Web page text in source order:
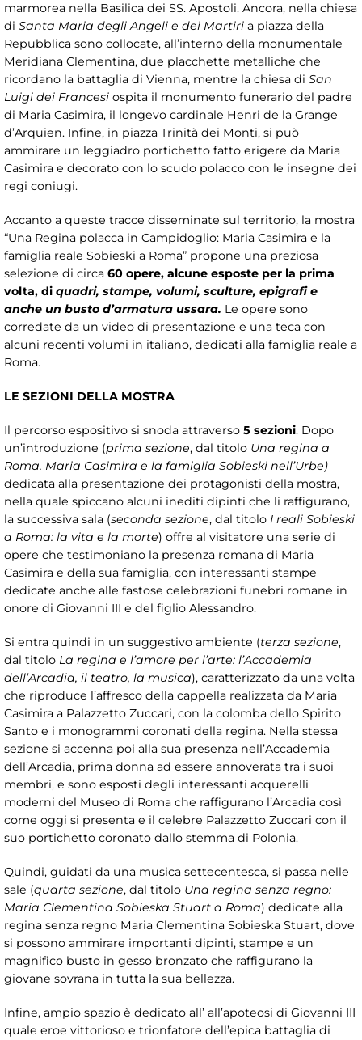
marmorea nella Basilica dei SS. Apostoli. Ancora, nella chiesa
di Santa Maria degli Angeli e dei Martiri a piazza della
Repubblica sono collocate, all’interno della monumentale
Meridiana Clementina, due placchette metalliche che
ricordano la battaglia di Vienna, mentre la chiesa di San
Luigi dei Francesi ospita il monumento funerario del padre
di Maria Casimira, il longevo cardinale Henri de la Grange
d’Arquien. Infine, in piazza Trinità dei Monti, si può
ammirare un leggiadro portichetto fatto erigere da Maria
Casimira e decorato con lo scudo polacco con le insegne dei
regi coniugi.
Accanto a queste tracce disseminate sul territorio, la mostra
“Una Regina polacca in Campidoglio: Maria Casimira e la
famiglia reale Sobieski a Roma” propone una preziosa
selezione di circa 60 opere, alcune esposte per la prima
volta, di quadri, stampe, volumi, sculture, epigrafi e
anche un busto d’armatura ussara. Le opere sono
corredate da un video di presentazione e una teca con
alcuni recenti volumi in italiano, dedicati alla famiglia reale a
Roma.
LE SEZIONI DELLA MOSTRA
Il percorso espositivo si snoda attraverso 5 sezioni. Dopo
un’introduzione (prima sezione, dal titolo Una regina a
Roma. Maria Casimira e la famiglia Sobieski nell’Urbe)
dedicata alla presentazione dei protagonisti della mostra,
nella quale spiccano alcuni inediti dipinti che li raffigurano,
la successiva sala (seconda sezione, dal titolo I reali Sobieski
a Roma: la vita e la morte) offre al visitatore una serie di
opere che testimoniano la presenza romana di Maria
Casimira e della sua famiglia, con interessanti stampe
dedicate anche alle fastose celebrazioni funebri romane in
onore di Giovanni III e del figlio Alessandro.
Si entra quindi in un suggestivo ambiente (terza sezione,
dal titolo La regina e l’amore per l’arte: l’Accademia
dell’Arcadia, il teatro, la musica), caratterizzato da una volta
che riproduce l’affresco della cappella realizzata da Maria
Casimira a Palazzetto Zuccari, con la colomba dello Spirito
Santo e i monogrammi coronati della regina. Nella stessa
sezione si accenna poi alla sua presenza nell’Accademia
dell’Arcadia, prima donna ad essere annoverata tra i suoi
membri, e sono esposti degli interessanti acquerelli
moderni del Museo di Roma che raffigurano l’Arcadia così
come oggi si presenta e il celebre Palazzetto Zuccari con il
suo portichetto coronato dallo stemma di Polonia.
Quindi, guidati da una musica settecentesca, si passa nelle
sale (quarta sezione, dal titolo Una regina senza regno:
Maria Clementina Sobieska Stuart a Roma) dedicate alla
regina senza regno Maria Clementina Sobieska Stuart, dove
si possono ammirare importanti dipinti, stampe e un
magnifico busto in gesso bronzato che raffigurano la
giovane sovrana in tutta la sua bellezza.
Infine, ampio spazio è dedicato all’ all’apoteosi di Giovanni III
quale eroe vittorioso e trionfatore dell’epica battaglia di